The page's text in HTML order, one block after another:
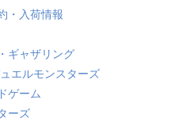
・入荷情報
ギャザリング
エルモンスターズ
ゲーム
ーズ